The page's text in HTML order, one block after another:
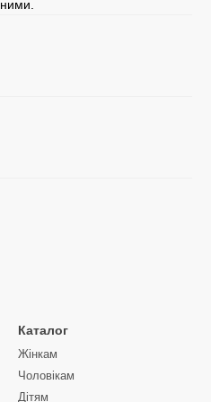
Каталог
Жінкам
Чоловікам
Дітям